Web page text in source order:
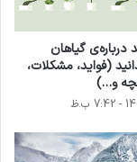
در شصت و
سادگی نامفهوم
درباره‌ی گیاهان
(فواید، مشکلات،
و…)